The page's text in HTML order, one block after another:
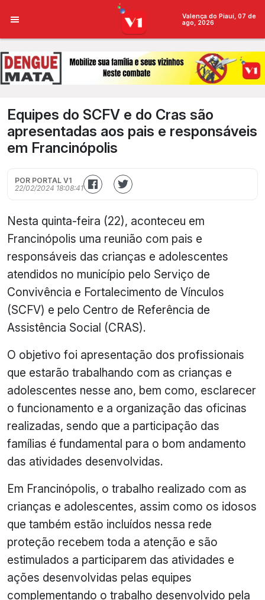
Valença do Piauí, 07 de
ago, 2026
Equipes do SCFV e do Cras são
apresentadas aos pais e responsáveis
em Francinópolis
POR PORTAL V1
22/02/2024 18:08:41
Nesta quinta-feira (22), aconteceu em
Francinópolis uma reunião com pais e
responsáveis das crianças e adolescentes
atendidos no município pelo Serviço de
Convivência e Fortalecimento de Vínculos
(SCFV) e pelo Centro de Referência de
Assistência Social (CRAS).
O objetivo foi apresentação dos profissionais
que estarão trabalhando com as crianças e
adolescentes nesse ano, bem como, esclarecer
o funcionamento e a organização das oficinas
realizadas, sendo que a participação das
famílias é fundamental para o bom andamento
das atividades desenvolvidas.
Em Francinópolis, o trabalho realizado com as
crianças e adolescentes, assim como os idosos
que também estão incluídos nessa rede
proteção recebem toda a atenção e são
estimulados a participarem das atividades e
ações desenvolvidas pelas equipes
complementando o trabalho desenvolvido pela